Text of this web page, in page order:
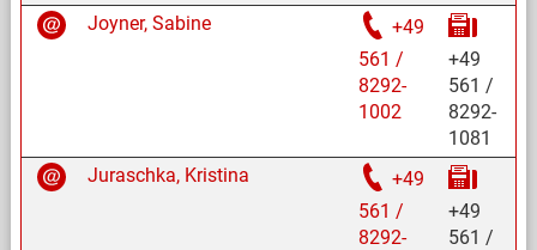
Joyner, Sabine
+49
561 /
8292-
1002
+49
561 /
8292-
1081
Juraschka, Kristina
+49
561 /
8292-
+49
561 /